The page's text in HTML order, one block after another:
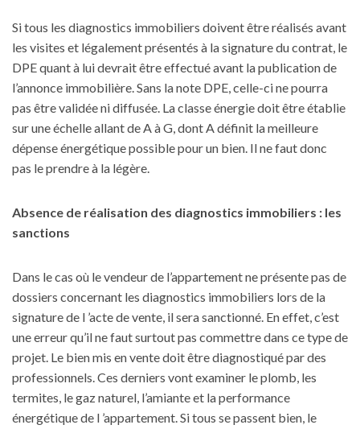
Si tous les diagnostics immobiliers doivent être réalisés avant
les visites et légalement présentés à la signature du contrat, le
DPE quant à lui devrait être effectué avant la publication de
l’annonce immobilière. Sans la note DPE, celle-ci ne pourra
pas être validée ni diffusée. La classe énergie doit être établie
sur une échelle allant de A à G, dont A définit la meilleure
dépense énergétique possible pour un bien. Il ne faut donc
pas le prendre à la légère.
Absence de réalisation des diagnostics immobiliers : les
sanctions
Dans le cas où le vendeur de l’appartement ne présente pas de
dossiers concernant les diagnostics immobiliers lors de la
signature de l ’acte de vente, il sera sanctionné. En effet, c’est
une erreur qu’il ne faut surtout pas commettre dans ce type de
projet. Le bien mis en vente doit être diagnostiqué par des
professionnels. Ces derniers vont examiner le plomb, les
termites, le gaz naturel, l’amiante et la performance
énergétique de l ’appartement.Si tous se passent bien, le